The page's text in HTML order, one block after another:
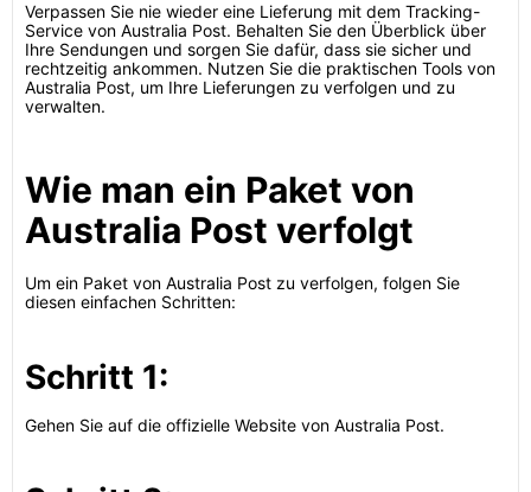
Verpassen Sie nie wieder eine Lieferung mit dem Tracking-
Service von Australia Post. Behalten Sie den Überblick über
Ihre Sendungen und sorgen Sie dafür, dass sie sicher und
rechtzeitig ankommen. Nutzen Sie die praktischen Tools von
Australia Post, um Ihre Lieferungen zu verfolgen und zu
verwalten.
Wie man ein Paket von
Australia Post verfolgt
Um ein Paket von Australia Post zu verfolgen, folgen Sie
diesen einfachen Schritten:
Schritt 1:
Gehen Sie auf die offizielle Website von Australia Post.